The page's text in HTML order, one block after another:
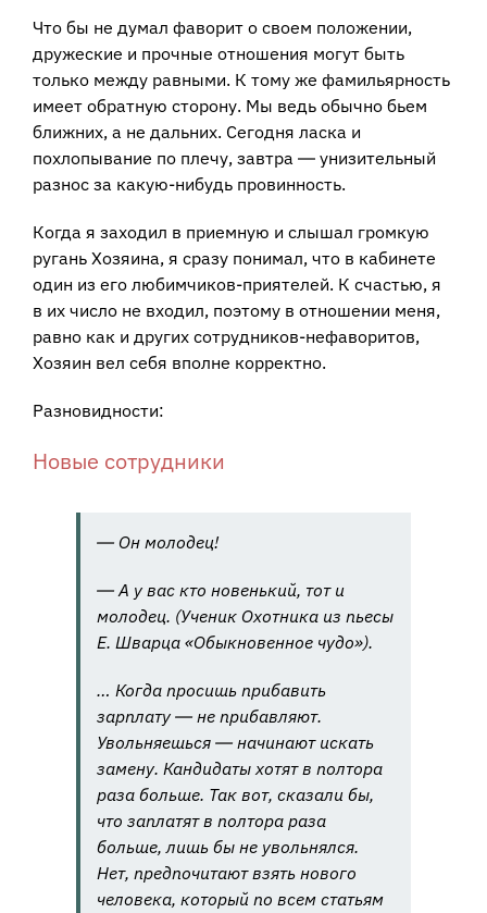
Что бы не думал фаворит о своем положении,
дружеские и прочные отношения могут быть
только между равными. К тому же фамильярность
имеет обратную сторону. Мы ведь обычно бьем
ближних, а не дальних. Сегодня ласка и
похлопывание по плечу, завтра ― унизительный
разнос за какую-нибудь провинность.
Когда я заходил в приемную и слышал громкую
ругань Хозяина, я сразу понимал, что в кабинете
один из его любимчиков-приятелей. К счастью, я
в их число не входил, поэтому в отношении меня,
равно как и других сотрудников-нефаворитов,
Хозяин вел себя вполне корректно.
Разновидности:
Новые сотрудники
― Он молодец!
― А у вас кто новенький, тот и
молодец. (Ученик Охотника из пьесы
Е. Шварца «Обыкновенное чудо»).
… Когда просишь прибавить
зарплату ― не прибавляют.
Увольняешься ― начинают искать
замену. Кандидаты хотят в полтора
раза больше. Так вот, сказали бы,
что заплатят в полтора раза
больше, лишь бы не увольнялся.
Нет, предпочитают взять нового
человека, который по всем статьям